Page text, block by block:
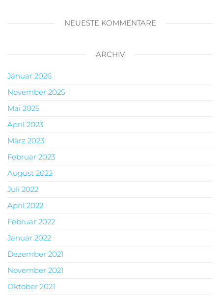
NEUESTE KOMMENTARE
ARCHIV
Januar 2026
November 2025
Mai 2025
April 2023
März 2023
Februar 2023
August 2022
Juli 2022
April 2022
Februar 2022
Januar 2022
Dezember 2021
November 2021
Oktober 2021